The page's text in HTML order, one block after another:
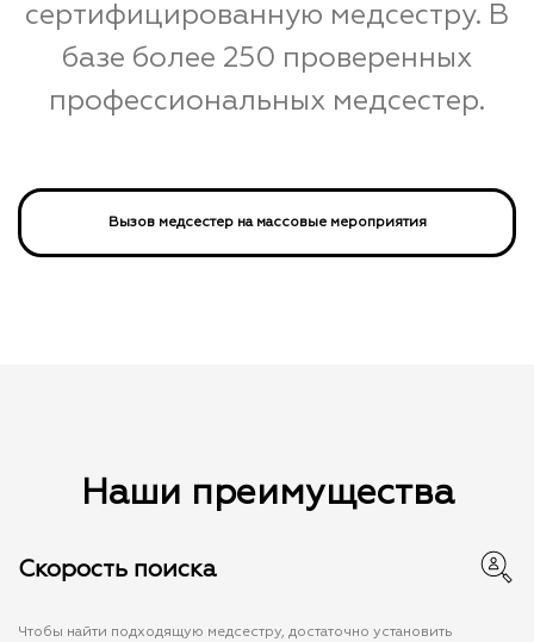
сертифицированную медсестру. В
базе более 250 проверенных
профессиональных медсестер.
Вызов медсестер на массовые мероприятия
Наши преимущества
Скорость поиска
Чтобы найти подходящую медсестру, достаточно установить